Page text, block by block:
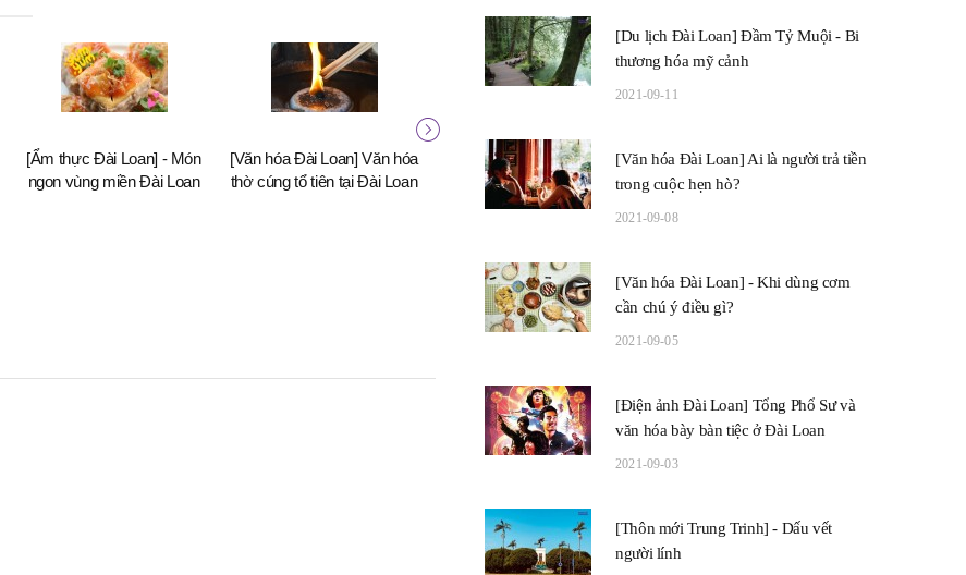
[Ẩm thực Đài Loan] - Món
ngon vùng miền Đài Loan
[Văn hóa Đài Loan] Văn hóa
thờ cúng tổ tiên tại Đài Loan
[Văn hóa Đài Loan] Tháng
cô hồn tại Đài Loan- Những
điều kiêng kỵ khi ở nhà
[Văn hóa Đài Loan] Tháng
cô hồn tại Đài Loan - Những
[Du lịch Đài Loan] Đầm Tỷ Muội - Bi
thương hóa mỹ cảnh
2021-09-11
[Văn hóa Đài Loan] Ai là người trả tiền
trong cuộc hẹn hò?
2021-09-08
[Văn hóa Đài Loan] - Khi dùng cơm
cần chú ý điều gì?
2021-09-05
[Điện ảnh Đài Loan] Tổng Phổ Sư và
văn hóa bày bàn tiệc ở Đài Loan
2021-09-03
[Thôn mới Trung Trinh] - Dấu vết
người lính